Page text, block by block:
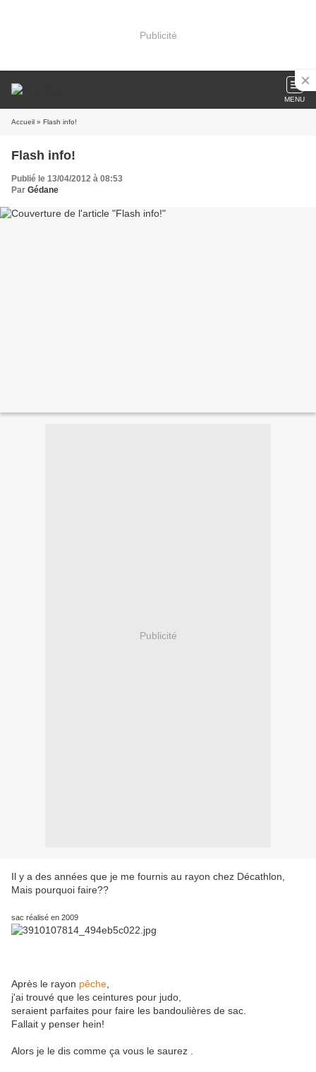
Publicité
MENU
Accueil » Flash info!
Flash info!
Publié le 13/04/2012 à 08:53
Par Gédane
Publicité
Il y a des années que je me fournis au rayon chez Décathlon,
Mais pourquoi faire??
sac réalisé en 2009
Après le rayon pêche
j'ai trouvé que les ceintures pour judo,
seraient parfaites pour faire les bandoulières de sac.
Fallait y penser hein!
Alors je le dis comme ça vous le saurez .